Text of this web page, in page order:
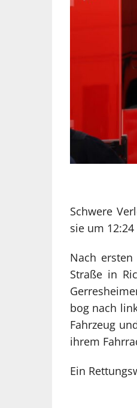
Schwere
sie um
Nach
Straße in
bog nach
Fahrzeug
ihrem
Ein